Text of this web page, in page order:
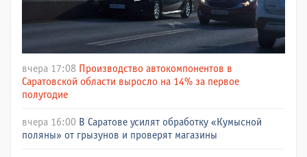
вчера 17:08 Производство автокомпонентов в
Саратовской области выросло на 14% за первое
полугодие
вчера 16:00 В Саратове усилят обработку «Кумысной
поляны» от грызунов и проверят магазины